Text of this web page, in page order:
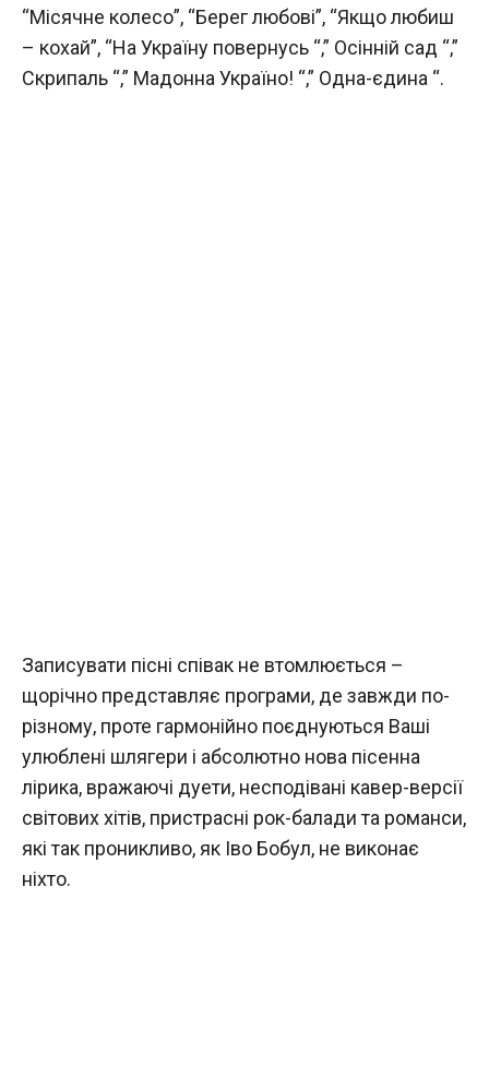
“Місячне колесо”, “Берег любові”, “Якщо любиш
– кохай”, “На Україну повернусь “,” Осінній сад “,”
Скрипаль “,” Мадонна Україно! “,” Одна-єдина “.
Записувати пісні співак не втомлюється –
щорічно представляє програми, де завжди по-
різному, проте гармонійно поєднуються Ваші
улюблені шлягери і абсолютно нова пісенна
лірика, вражаючі дуети, несподівані кавер-версії
світових хітів, пристрасні рок-балади та романси,
які так проникливо, як Іво Бобул, не виконає
ніхто.